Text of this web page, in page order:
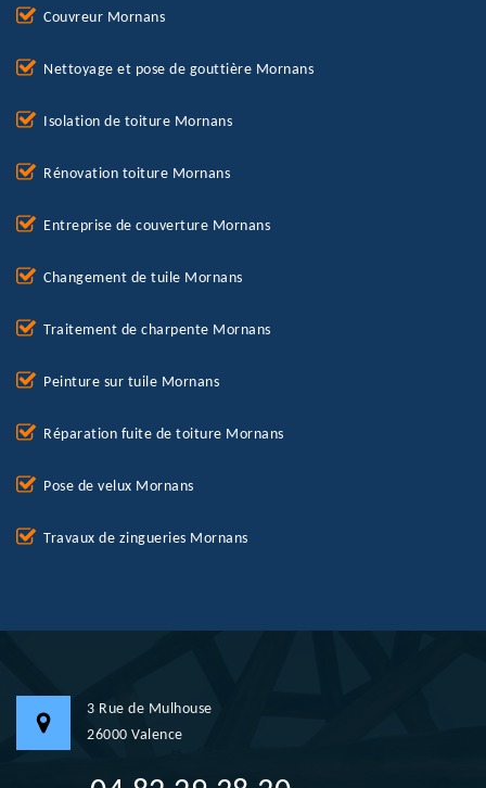
Couvreur Mornans
Nettoyage et pose de gouttière Mornans
Isolation de toiture Mornans
Rénovation toiture Mornans
Entreprise de couverture Mornans
Changement de tuile Mornans
Traitement de charpente Mornans
Peinture sur tuile Mornans
Réparation fuite de toiture Mornans
Pose de velux Mornans
Travaux de zingueries Mornans
3 Rue de Mulhouse
26000 Valence